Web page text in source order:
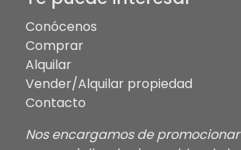
Conócenos
Comprar
Alquilar
Vender/Alquilar propiedad
Contacto
Nos encargamos de